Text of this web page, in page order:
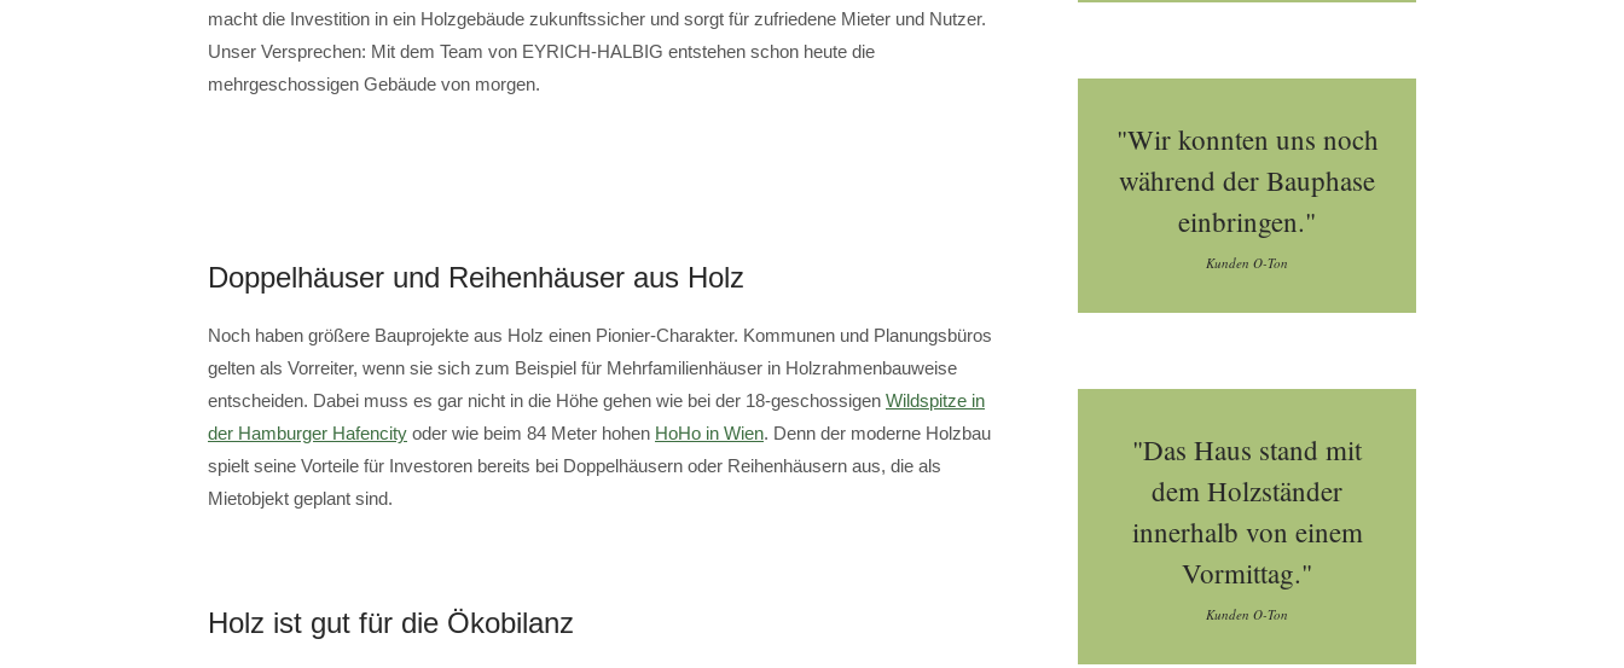
macht die Investition in ein Holzgebäude zukunftssicher und sorgt für zufriedene Mieter und Nutzer.
Unser Versprechen: Mit dem Team von EYRICH-HALBIG entstehen schon heute die
mehrgeschossigen Gebäude von morgen.
Doppelhäuser und Reihenhäuser aus Holz
Noch haben größere Bauprojekte aus Holz einen Pionier-Charakter. Kommunen und Planungsbüros
gelten als Vorreiter, wenn sie sich zum Beispiel für Mehrfamilienhäuser in Holzrahmenbauweise
entscheiden. Dabei muss es gar nicht in die Höhe gehen wie bei der 18-geschossigen Wildspitze in
der Hamburger Hafencity oder wie beim 84 Meter hohen HoHo in Wien. Denn der moderne Holzbau
spielt seine Vorteile für Investoren bereits bei Doppelhäusern oder Reihenhäusern aus, die als
Mietobjekt geplant sind.
Holz ist gut für die Ökobilanz
"Wir konnten uns noch
während der Bauphase
einbringen."
Kunden O-Ton
"Das Haus stand mit
dem Holzständer
innerhalb von einem
Vormittag."
Kunden O-Ton